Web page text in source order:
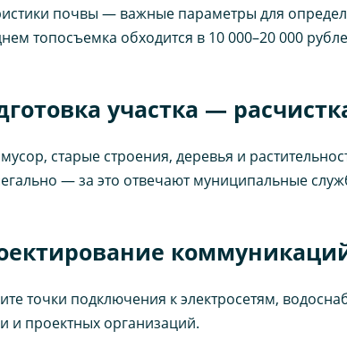
почвы — важные параметры для
топосъемка обходится в 10 000–20 000
участка —
старые строения, деревья и
— за это отвечают муниципальные
точки подключения к электросетям,
и проектных организаций.